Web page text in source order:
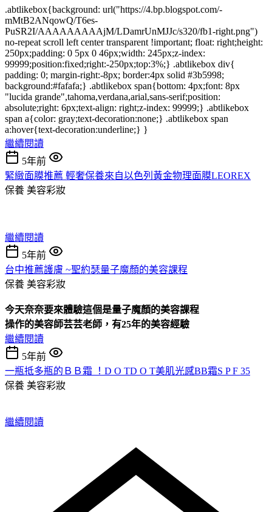
.abtlikebox{background: url("https://4.bp.blogspot.com/-
mMtB2ANqowQ/T6es-
PuSR2I/AAAAAAAAAjM/LDamrUnMJJc/s320/fb1-right.png")
no-repeat scroll left center transparent !important; float: right;height:
250px;padding: 0 5px 0 46px;width: 245px;z-index:
99999;position:fixed;right:-250px;top:3%;} .abtlikebox div{
padding: 0; margin-right:-8px; border:4px solid #3b5998;
background:#fafafa;} .abtlikebox span{bottom: 4px;font: 8px
"lucida grande",tahoma,verdana,arial,sans-serif;position:
absolute;right: 6px;text-align: right;z-index: 99999;} .abtlikebox
span a{color: gray;text-decoration:none;} .abtlikebox span
a:hover{text-decoration:underline;} }
繼續閱讀
5年前
緊緻面膜推薦 輕奢保養來自以色列黃金物理面膜LEOREX
保養 美容彩妝
繼續閱讀
5年前
台中推薦護膚 ~聖約瑟量子魔顏的美容課程
保養 美容彩妝
今天奈奈要來體驗這個是量子魔顏的美容課程
操作的美容師芸芸老師，有25年的美容經驗
繼續閱讀
5年前
一瓶抵多瓶的ＢＢ霜 ！D O TD O T美肌光感BB霜S P F 35
保養 美容彩妝
繼續閱讀